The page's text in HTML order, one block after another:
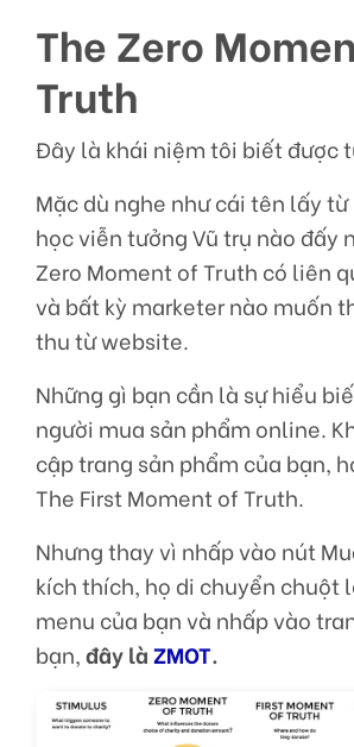
The Zero
Truth
Đây là khái niệm tôi biết được
Mặc dù nghe như cái tên lấy
học viễn tưởng Vũ trụ nào đấy
Zero Moment of Truth có liên
và bất kỳ marketer nào muốn
thu từ website.
Những gì bạn cần là sự hiểu
người mua sản phẩm online.
cập trang sản phẩm của bạn,
The First Moment of Truth.
Nhưng thay vì nhấp vào nút
kích thích, họ di chuyển chuột
menu của bạn và nhấp vào
bạn,đây làZMOT.